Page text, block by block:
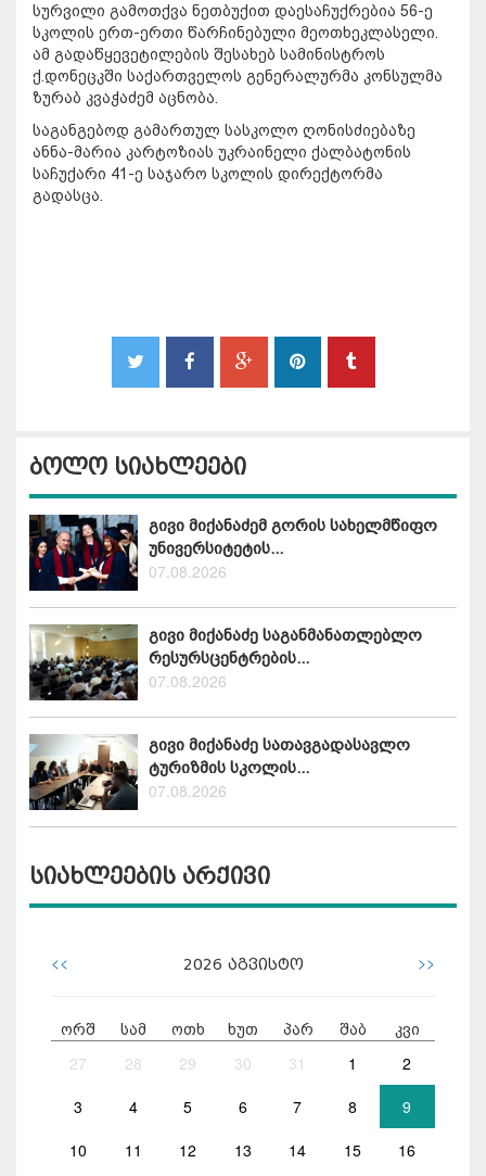
სურვილი გამოთქვა ნეთბუქით დაესაჩუქრებია 56-ე
სკოლის ერთ-ერთი წარჩინებული მეოთხეკლასელი.
ამ გადაწყევეტილების შესახებ სამინისტროს
ქ.დონეცკში საქართველოს გენერალურმა კონსულმა
ზურაბ კვაჭაძემ აცნობა.
საგანგებოდ გამართულ სასკოლო ღონისძიებაზე
ანნა-მარია კარტოზიას უკრაინელი ქალბატონის
საჩუქარი 41-ე საჯარო სკოლის დირექტორმა
გადასცა.
ბოლო სიახლეები
გივი მიქანაძემ გორის სახელმწიფო
უნივერსიტეტის...
07.08.2026
გივი მიქანაძე საგანმანათლებლო
რესურსცენტრების...
07.08.2026
გივი მიქანაძე სათავგადასავლო
ტურიზმის სკოლის...
07.08.2026
სიახლეების არქივი
<< 2026 აგვისტო >>
ორშ სამ ოთხ ხუთ პარ შაბ კვი
27 28 29 30 31 1 2
3 4 5 6 7 8 9
10 11 12 13 14 15 16